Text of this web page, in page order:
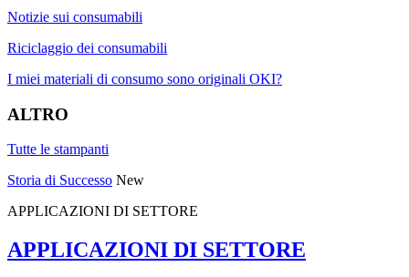
Notizie sui consumabili
Riciclaggio dei consumabili
I miei materiali di consumo sono originali OKI?
ALTRO
Tutte le stampanti
Storia di Successo New
APPLICAZIONI DI SETTORE
APPLICAZIONI DI SETTORE